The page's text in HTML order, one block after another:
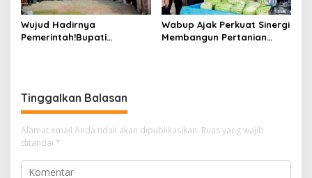
Wujud Hadirnya
Pemerintah!Bupati
Wabup Ajak Perkuat Sinergi
Membangun Pertanian
Tinggalkan Balasan
Alamat email Anda tidak akan dipublikasikan. Ruas yang wajib
ditandai *